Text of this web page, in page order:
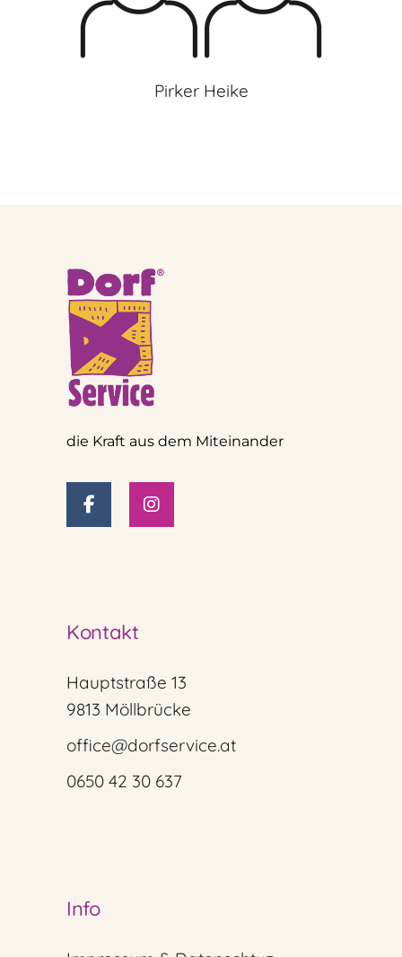
Pirker Heike
die Kraft aus dem Miteinander
Kontakt
Hauptstraße 13
9813 Möllbrücke
office@dorfservice.at
0650 42 30 637
Info